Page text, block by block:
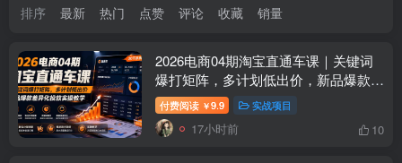
排序 最新 热门 点赞 评论 收藏 销量
2026电商04期淘宝直通车课｜关键词
爆打矩阵，多计划低出价，新品爆款差
异化投放实操教学
付费阅读 ￥9.9 实战项目
17小时前 10